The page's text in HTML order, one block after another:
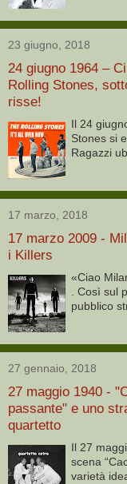
23 giugno, 2018
24 giugno 1964 –
Rolling Stones,
risse!
Il 24
Stones si
Ragazzi
17 marzo, 2018
17 marzo 2009 -
i Killers
«Ciao
. Così sul
pubblico
27 gennaio, 2018
27 maggio 1940 -
passante" e uno
quartetto
Il 27
scena
varietà